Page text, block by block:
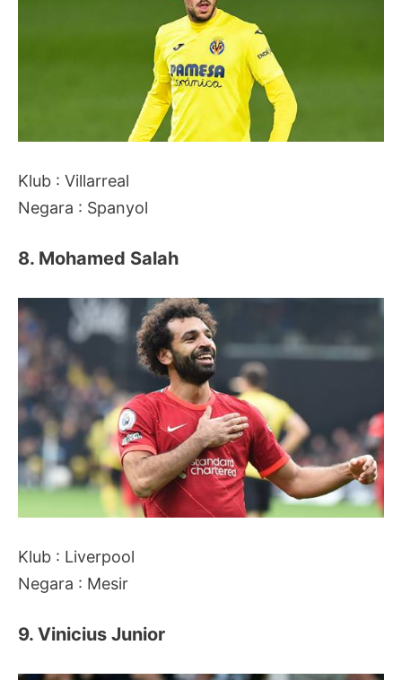
Klub : Villarreal
Negara : Spanyol
8. Mohamed Salah
Klub : Liverpool
Negara : Mesir
9. Vinicius Junior